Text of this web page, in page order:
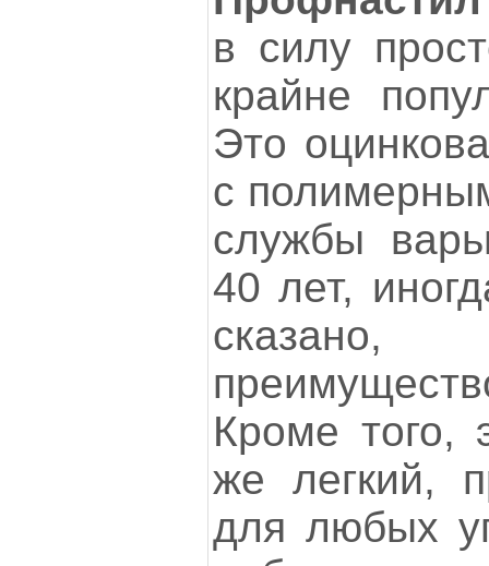
в силу
крайне
Это
с
службы
40 лет,
Кроме того,
же легкий,
для любых